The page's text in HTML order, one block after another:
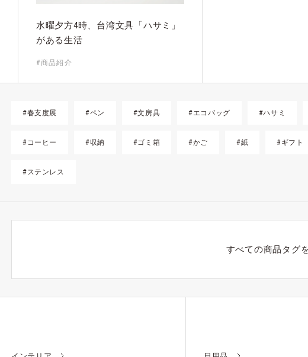
水曜夕方4時、台湾文具「ハサミ」
がある生活
#商品紹介
#春支度展 #ペン #文房具 #エコバッグ #ハサミ
#コーヒー #収納 #ゴミ箱 #かご #紙 #ギフト
#ステンレス
すべての商品タグ